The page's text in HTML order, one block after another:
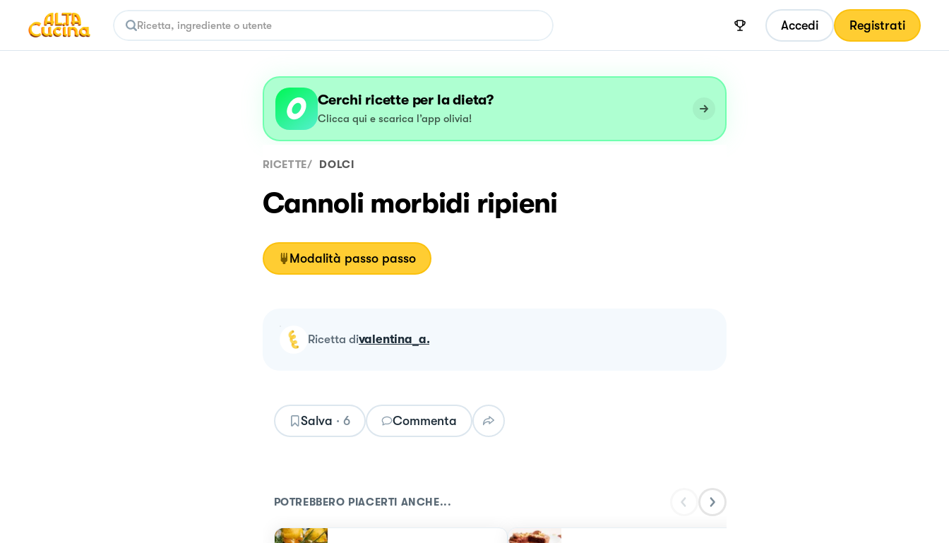
Accedi Registrati
Cerchi ricette per la dieta?
Clicca qui e scarica l’app olivia!
RICETTE/ DOLCI
Cannoli morbidi ripieni
Modalità passo passo
ricetta divalentina_a.
Salva · 6 Commenta
POTREBBERO PIACERTI ANCHE...